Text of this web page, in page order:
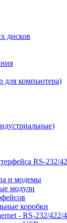
дисков
для компьютера)
RS-232/
и модемы
модули
коробки
- RS-232/422/